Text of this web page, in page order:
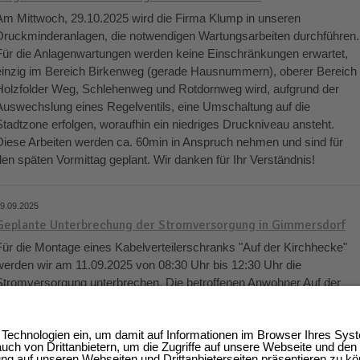
Mittwoch, 29.10.2025 wird die Firma Klump in unseren
die notwendigen Wartungsarbeiten durchführen.
die Anlagenwartungen werden keine Einschränkungen erwartet,
im Bereich Birkenweg (gerade Hausnummern), oberer Bereich
Weg, Schlehenweg und Rotdornweg wird, aufgrund der
eines Regelventils, eine Umschaltung auf die
erfolgen, woraufhin ein niedriges Druckniveau ansteht.
Arbeiten werden ca. 60min in Anspruch nehmen und sind für
späten Vormittag geplant. Wir danken für Ihr Verständnis!
Unterbrechung der Stromversorgung in Gimmersdorf
die Montage eines Kabelverteilerschranks "Auf der Kirchhecke"
wir am 11.09.2025 von 08:30 Uhr bis 12:30 Uhr die
unterbrechen. Die betroffenen Anwohner Auf der
Wir danken für Ihr Verständnis!